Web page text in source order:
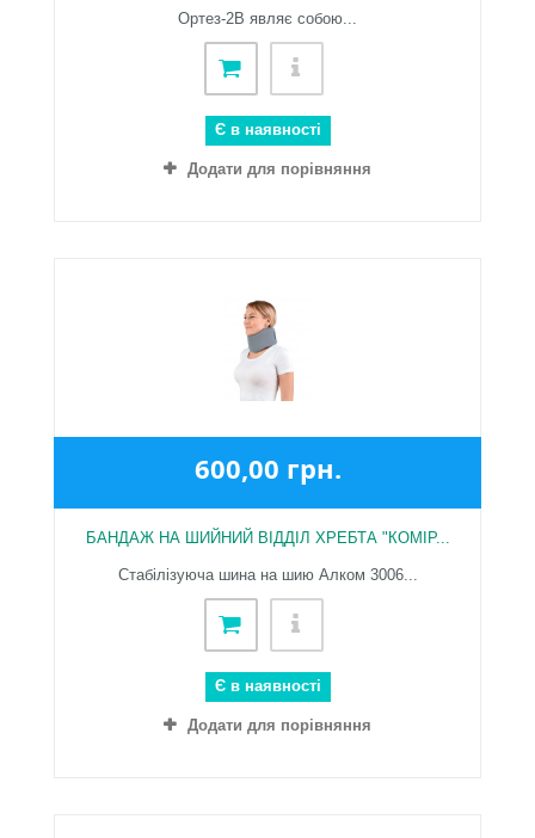
Ортез-2В являє собою...
Є в наявності
Додати для порівняння
600,00 грн.
БАНДАЖ НА ШИЙНИЙ ВІДДІЛ ХРЕБТА "КОМІР...
Стабілізуюча шина на шию Алком 3006...
Є в наявності
Додати для порівняння